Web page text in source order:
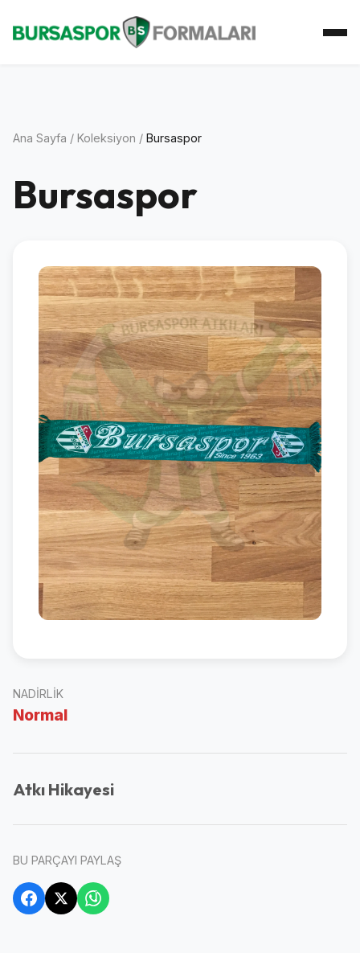
Koleksiyon
Ana Sayfa / Koleksiyon / Bursaspor
Bursaspor
NADIRLIK
Normal
Atkı Hikayesi
BU PARÇAYI PAYLAŞ